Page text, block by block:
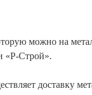
можно на
«Р-Строй».
доставку